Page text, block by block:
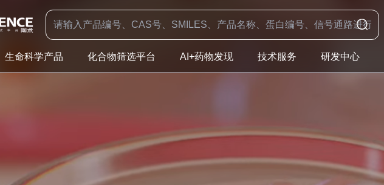
生命科学产品 化合物筛选平台 AI+药物发现 技术服务 研发中心